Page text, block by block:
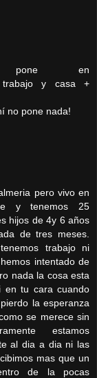
pone en
trabajo y casa +
no pone nada!
pero vivo en
y tenemos 25
hijos de 4y 6 años
de tres meses.
trabajo ni
intentado de
nada la cosa esta
en tu cara cuando
la esperanza
se merece sin
estamos
al dia a dia ni las
mas que un
de la pocas